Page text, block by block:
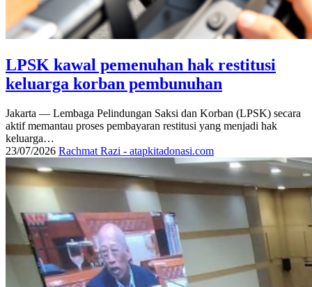
LPSK kawal pemenuhan hak restitusi
keluarga korban pembunuhan
Jakarta — Lembaga Pelindungan Saksi dan Korban (LPSK) secara
aktif memantau proses pembayaran restitusi yang menjadi hak
keluarga…
23/07/2026 Rachmat Razi - atapkitadonasi.com